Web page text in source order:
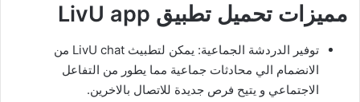
مميزات تحميل تطبيق LivU app
توفير الدردشة الجماعية: يمكن لتطبيث LivU chat من
الانضمام الي محادثات جماعية مما يطور من التفاعل
الاجتماعي و يتيح فرص جديدة للاتصال بالاخرين.